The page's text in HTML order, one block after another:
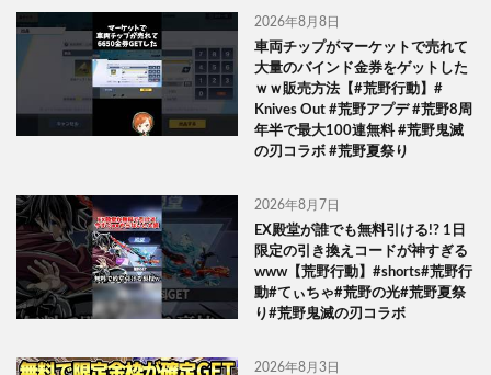
2026年8月8日
車両チップがマーケットで売れて
大量のバインド金券をゲットした
ｗｗ販売方法【#荒野行動】#
Knives Out #荒野アプデ #荒野8周
年半で最大100連無料 #荒野鬼滅
の刃コラボ #荒野夏祭り
2026年8月7日
EX殿堂が誰でも無料引ける!? 1日
限定の引き換えコードが神すぎる
www【荒野行動】#shorts#荒野行
動#てぃちゃ#荒野の光#荒野夏祭
り#荒野鬼滅の刃コラボ
2026年8月3日